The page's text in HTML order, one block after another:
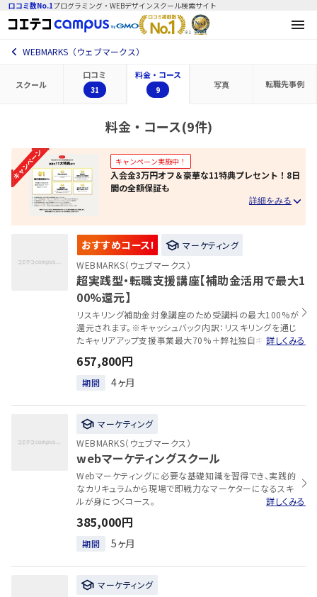
口コミ数No.1プログラミング・WEBデザインスクール検索サイト
WEBMARKS（ウェブマークス）
スクール
口コミ
31
料金・コース
9 写真 転職先事例
料金・コース(9件)
キャンペーン実施中！
入会金3万円オフ＆豪華な11特典プレセント！8日
間の全額保証も
おすすめコース!
マーケティング
WEBMARKS（ウェブマークス）
超実践型・転職支援講座【補助金活用で最大1
00%還元】
リスキリング補助金対象講座のため受講料の最大100%が
還元されます。※キャッシュバック内訳：リスキリングを通じ
たキャリアアップ支援事業最大70%＋弊社独自キャッシュ
ーケティングの実務で使えるスキルを学びながら、未経験
からの転職や案件獲得を目指す講座です。SEO実践講座と
Web広告実務講座、現場で使えるChatGPT講座を含む実
践的なカリキュラムを含むカリキュラムにより、Webマーケ
ティングの主要領域を体系的に学習できます。現役プロマ
ーケターによる指導や実案件に近い学習を通じて、実践力
を身につけていきます。
詳しくみる
657,800円
期間 4ヶ月
マーケティング
WEBMARKS（ウェブマークス）
webマーケティングスクール
Webマーケティングに必要な基礎知識を習得でき、実践的
なカリキュラムから現場で即戦力なマーケターになるスキ
ルが身につくコース。
詳しくみる
385,000円
期間 5ヶ月
マーケティング